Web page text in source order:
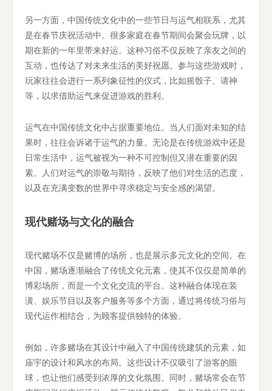
另一方面，中国传统文化中的一些节日与运气相联系，尤其
是在春节庆祝活动中。很多家庭在春节期间会聚会玩牌，以
期在新的一年里带来好运。这种习俗不仅反映了亲友之间的
互动，也传达了对未来生活的美好祝愿。参与这些游戏时，
玩家往往会进行一系列象征性的仪式，比如摇骰子、请神
等，以求借助运气来促进游戏的胜利。
运气在中国传统文化中占据重要地位。当人们面对未知的结
果时，往往会诉诸于运气的力量。无论是在传统游戏中还是
日常生活中，运气被视为一种不可控制但又潜在重要的因
素。人们对运气的崇敬与期待，反映了他们对生活的态度，
以及在充满变数的世界中寻求稳定与安全感的渴望。
现代赌场与文化的融合
现代赌场不仅是赌博的场所，也是展示多元文化的空间。在
中国，赌场逐渐融合了传统文化元素，使其不仅仅是简单的
博彩场所，而是一个文化交流的平台。这种融合体现在装
潢、娱乐节目以及客户服务等多个方面，通过将传统习俗与
现代运作相结合，为顾客提供独特的体验。
例如，许多赌场在其设计中融入了中国传统建筑的元素，如
庙宇的设计和风水的布局。这些设计不仅吸引了游客的眼
球，也让他们感受到浓厚的文化氛围。同时，赌场常会在节